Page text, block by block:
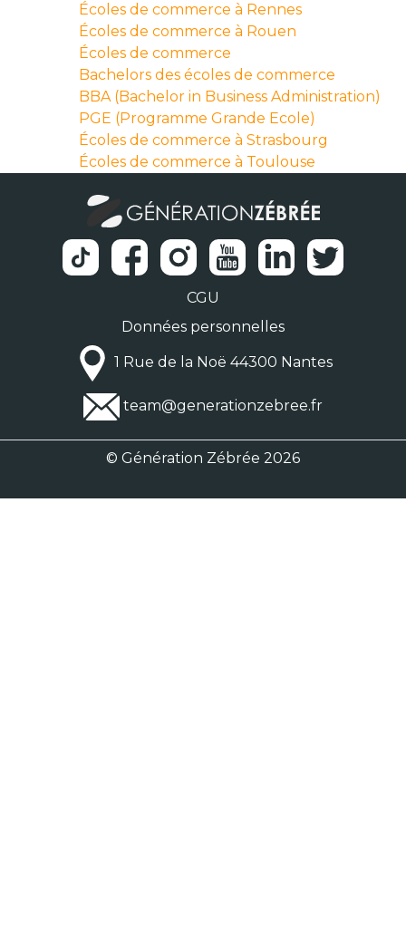
Écoles de commerce à Rennes
Écoles de commerce à Rouen
Écoles de commerce
Bachelors des écoles de commerce
BBA (Bachelor in Business Administration)
PGE (Programme Grande Ecole)
Écoles de commerce à Strasbourg
Écoles de commerce à Toulouse
CGU
Données personnelles
1 Rue de la Noë 44300 Nantes
team@generationzebree.fr
© Génération Zébrée 2026